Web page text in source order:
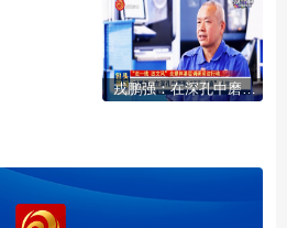
戎鹏强：在深孔中磨砺“正”“直”人生